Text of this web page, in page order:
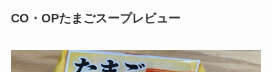
CO・OPたまごスープレビュー